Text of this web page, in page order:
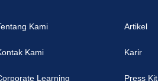
Kami
Kami
Learning
Artikel
Karir
Press Kit